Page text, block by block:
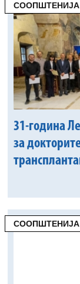
СООПШТЕНИЈА
31-година
за
СООПШТЕНИЈА